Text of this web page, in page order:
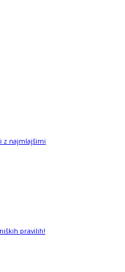
z najmlajšimi
pravilih!